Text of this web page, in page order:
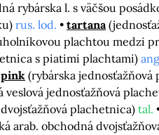
rybárska l. s väčšou
rus. lod. tartana
plachtou medzi
s piatimi plachtami)
pink (rybárska jednosťažňová
veslová jednosťažňová
plachetnica)tal.
arab. obchodná